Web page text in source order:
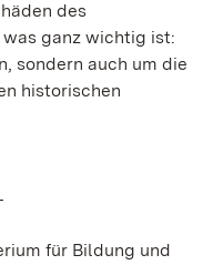
des
ganz wichtig ist:
sondern auch um die
historischen
für Bildung und